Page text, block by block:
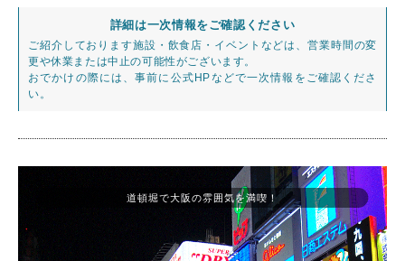
詳細は一次情報をご確認ください
ご紹介しております施設・飲食店・イベントなどは、営業時間の変
更や休業または中止の可能性がございます。
おでかけの際には、事前に公式HPなどで一次情報をご確認くださ
い。
道頓堀で大阪の雰囲気を満喫！